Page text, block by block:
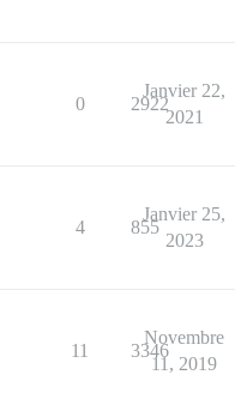
0 2922
Janvier 22,
2021
4 855
Janvier 25,
2023
11 3346
Novembre
11, 2019